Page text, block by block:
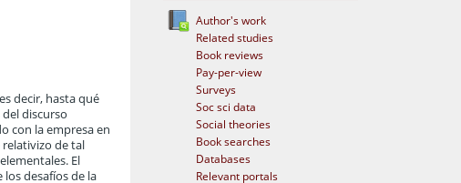
Author's work
Related studies
Book reviews
Pay-per-view
Surveys
Soc sci data
Social theories
Book searches
Databases
Relevant portals
decir, hasta qué
discurso
con la empresa en
relativizo de tal
El
desafíos de la